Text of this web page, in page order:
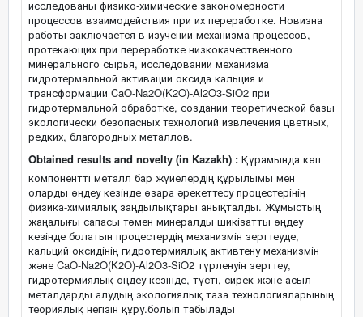
исследованы физико-химические закономерности
процессов взаимодействия при их переработке. Новизна
работы заключается в изучении механизма процессов,
протекающих при переработке низкокачественного
минерального сырья, исследовании механизма
гидротермальной активации оксида кальция и
трансформации CaO-Na2O(K2O)-Al2O3-SiO2 при
гидротермальной обработке, создании теоретической базы
экологически безопасных технологий извлечения цветных,
редких, благородных металлов.
Obtained results and novelty (in Kazakh) : Құрамында көп
компонентті металл бар жүйелердің құрылымы мен
оларды өңдеу кезінде өзара әрекеттесу процестерінің
физика-химиялық заңдылықтары анықталды. Жұмыстың
жаңалығы сапасы төмен минералды шикізатты өңдеу
кезінде болатын процестердің механизмін зерттеуде,
кальций оксидінің гидротермиялық активтену механизмін
және CaO-Na2O(K2O)-Al2O3-SiO2 түрленуін зерттеу,
гидротермиялық өңдеу кезінде, түсті, сирек және асыл
металдарды алудың экологиялық таза технологияларының
теориялық негізін құру.болып табылады